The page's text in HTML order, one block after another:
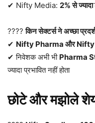
✔ Nifty Media: 2% से ज्यादा
????किन सेक्टर्स ने अच्छा
✔ Nifty Pharma और Nifty
✔ निवेशक अभी भी Pharma
ज्यादा प्रभावित नहीं होता
छोटे और मझोले